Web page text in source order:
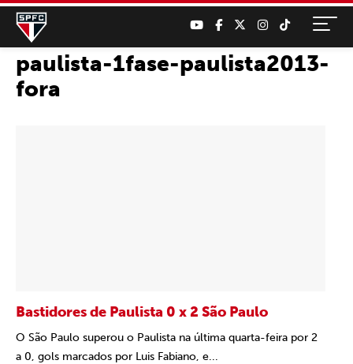
paulista-1fase-paulista2013-
fora
Bastidores de Paulista 0 x 2 São Paulo
O São Paulo superou o Paulista na última quarta-feira por 2
a 0, gols marcados por Luis Fabiano, e...